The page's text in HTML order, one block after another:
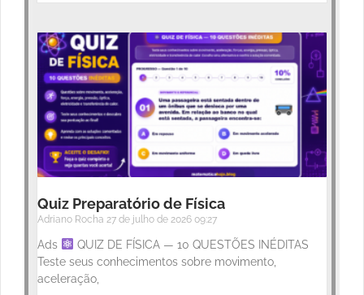
Quiz Preparatório de Física
Adriano Rocha 27 de julho de 2026 09:27
Ads
QUIZ DE FÍSICA — 10 QUESTÕES INÉDITAS
Teste seus conhecimentos sobre movimento,
aceleração,